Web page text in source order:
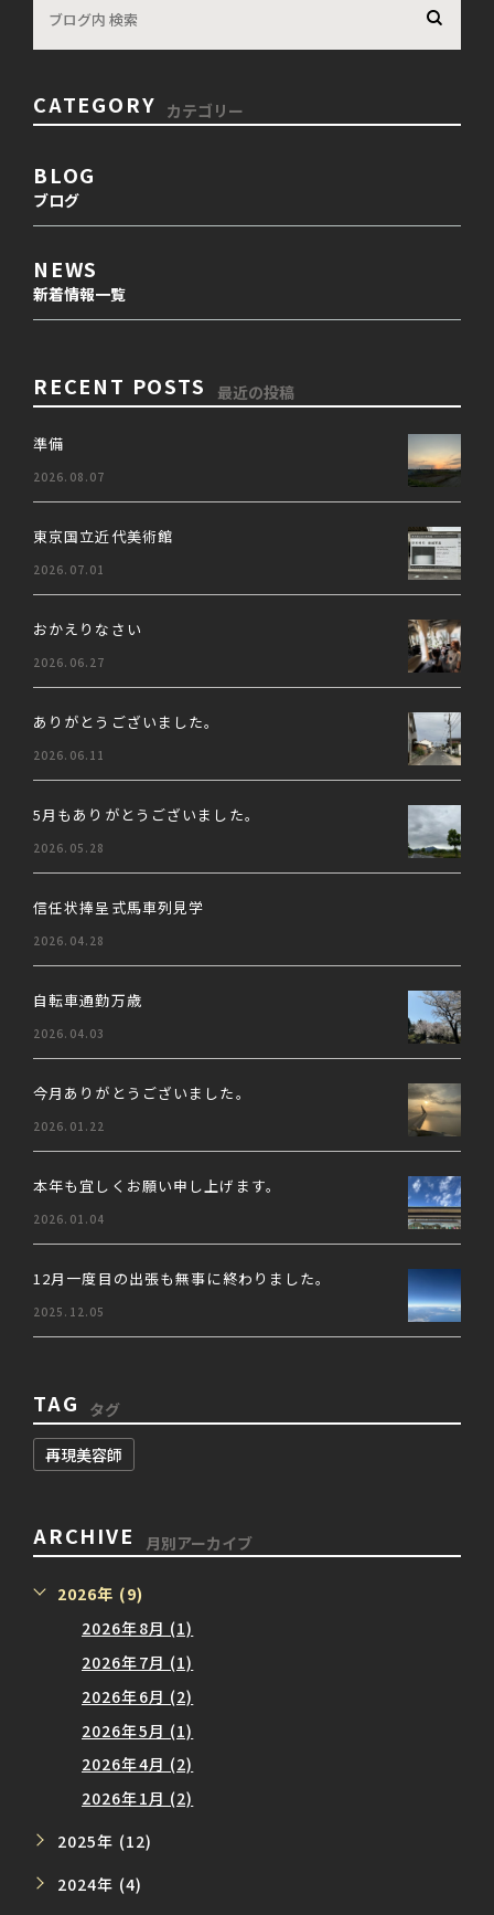
CATEGORY カテゴリー
BLOG
ブログ
NEWS
新着情報一覧
RECENT POSTS 最近の投稿
準備
2026.08.07
東京国立近代美術館
2026.07.01
おかえりなさい
2026.06.27
ありがとうございました。
2026.06.11
5月もありがとうございました。
2026.05.28
信任状捧呈式馬車列見学
2026.04.28
自転車通勤万歳
2026.04.03
今月ありがとうございました。
2026.01.22
本年も宜しくお願い申し上げます。
2026.01.04
12月一度目の出張も無事に終わりました。
2025.12.05
TAG タグ
再現美容師
ARCHIVE 月別アーカイブ
2026年 (9)
2026年8月 (1)
2026年7月 (1)
2026年6月 (2)
2026年5月 (1)
2026年4月 (2)
2026年1月 (2)
2025年 (12)
2024年 (4)